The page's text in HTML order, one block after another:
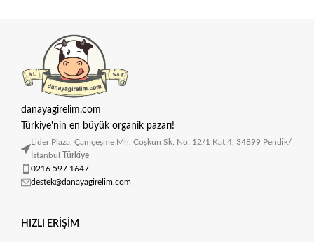
danayagirelim.com
Türkiye'nin en büyük organik pazarı!
Lider Plaza, Çamçeşme Mh. Coşkun Sk. No: 12/1 Kat:4, 34899 Pendik/
İstanbul
Türkiye
0216 597 1647
destek@danayagirelim.com
HIZLI ERIŞIM